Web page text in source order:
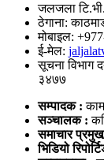
जलजला
ठेगाना:
मोबाइल:
ई-मेल:
सूचना विभाग
३४७७
सम्पादक :
सञ्‍चालक :
समाचार
भिडियो